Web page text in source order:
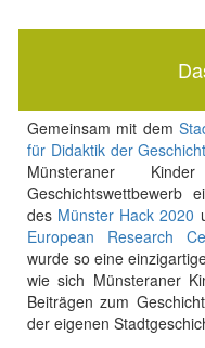
Gemeinsam mit dem
für Didaktik der
Münsteraner
Geschichtswettbewerb
des Münster Hack 2020
European Research
wurde so eine
wie sich Münsteraner
Beiträgen zum
der eigenen